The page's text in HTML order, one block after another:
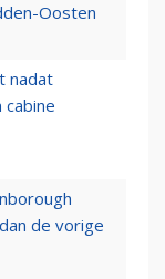
Oosten
nadat
de vorige